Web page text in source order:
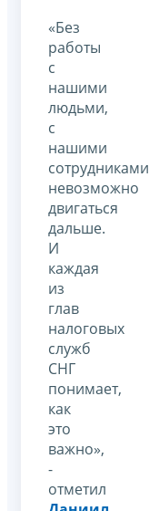
«Без
работы
с
нашими
людьми,
с
нашими
сотрудниками
невозможно
двигаться
дальше.
И
каждая
из
глав
налоговых
служб
СНГ
понимает,
как
это
важно»,
-
отметил